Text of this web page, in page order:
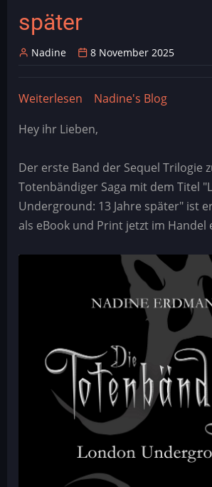
später
Nadine 8 November 2025
Weiterlesen über
-
Jahre
später
Nadine's Blog
Hey ihr Lieben,
Der erste Band der Sequel Trilogie
Totenbändiger Saga mit dem Titel
Underground: 13 Jahre später" ist
als eBook und Print jetzt im Handel